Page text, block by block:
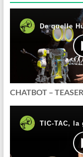
CHATBOT –